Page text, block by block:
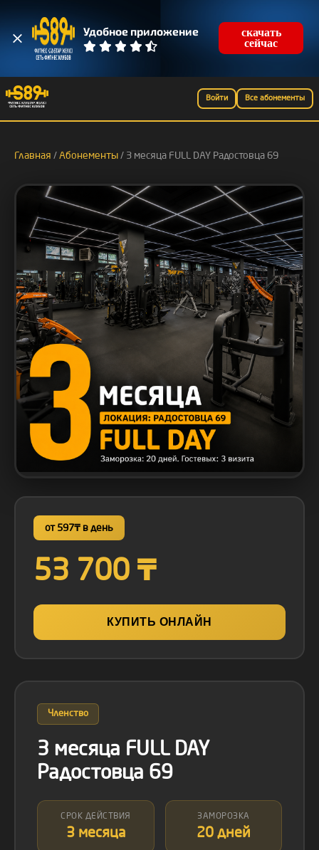
Удобное приложение скачать
сейчас
Войти Все абонементы
Главная / Абонементы / 3 месяца FULL DAY Радостовца 69
от 597₸ в день
53 700 ₸
КУПИТЬ ОНЛАЙН
Членство
3 месяца FULL DAY
Радостовца 69
СРОК ДЕЙСТВИЯ
3 месяца
ЗАМОРОЗКА
20 дней